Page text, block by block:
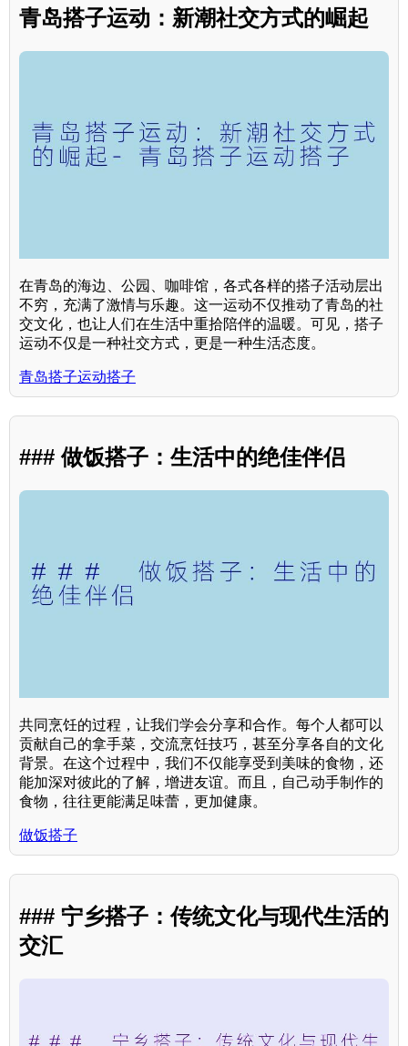
青岛搭子运动：新潮社交方式的崛起
在青岛的海边、公园、咖啡馆，各式各样的搭子活动层出
不穷，充满了激情与乐趣。这一运动不仅推动了青岛的社
交文化，也让人们在生活中重拾陪伴的温暖。可见，搭子
运动不仅是一种社交方式，更是一种生活态度。
青岛搭子运动搭子
### 做饭搭子：生活中的绝佳伴侣
共同烹饪的过程，让我们学会分享和合作。每个人都可以
贡献自己的拿手菜，交流烹饪技巧，甚至分享各自的文化
背景。在这个过程中，我们不仅能享受到美味的食物，还
能加深对彼此的了解，增进友谊。而且，自己动手制作的
食物，往往更能满足味蕾，更加健康。
做饭搭子
### 宁乡搭子：传统文化与现代生活的
交汇